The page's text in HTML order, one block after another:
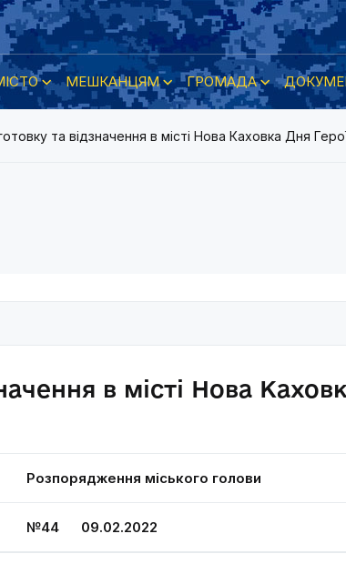
МЕШКАНЦЯМ ГРОМАДА
та відзначення в місті Нова Каховка Дня
в місті Нова
Розпорядження міського голови
№44 09.02.2022